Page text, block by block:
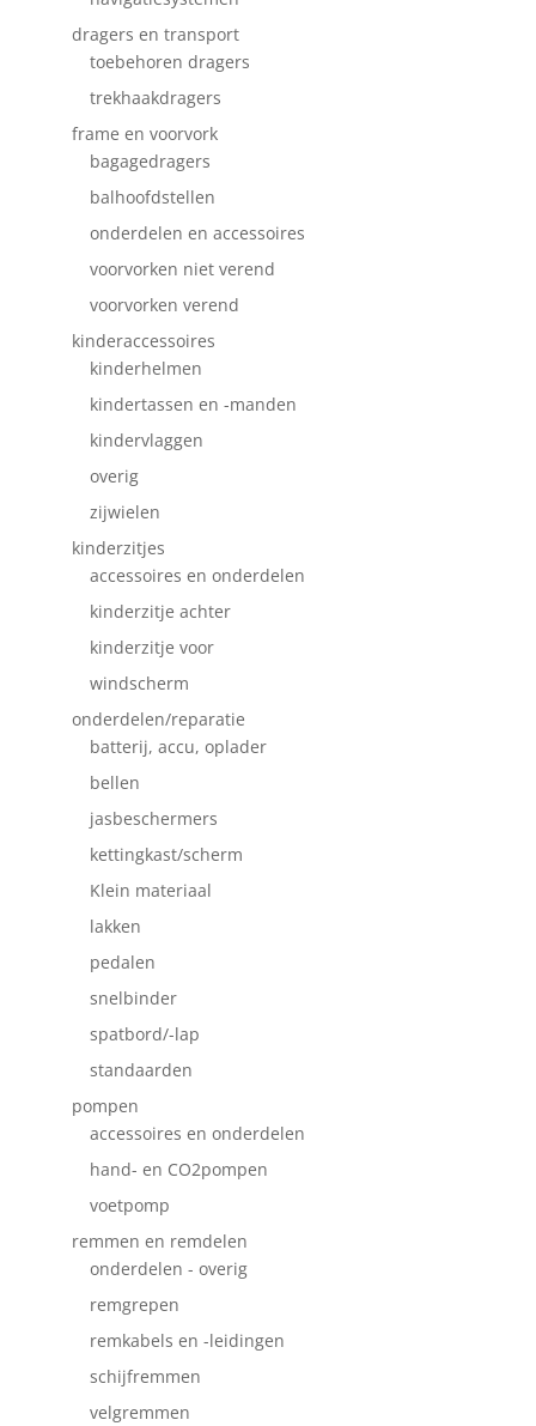
dragers en transport
toebehoren dragers
trekhaakdragers
frame en voorvork
bagagedragers
balhoofdstellen
onderdelen en accessoires
voorvorken niet verend
voorvorken verend
kinderaccessoires
kinderhelmen
kindertassen en -manden
kindervlaggen
overig
zijwielen
kinderzitjes
accessoires en onderdelen
kinderzitje achter
kinderzitje voor
windscherm
onderdelen/reparatie
batterij, accu, oplader
bellen
jasbeschermers
kettingkast/scherm
Klein materiaal
lakken
pedalen
snelbinder
spatbord/-lap
standaarden
pompen
accessoires en onderdelen
hand- en CO2pompen
voetpomp
remmen en remdelen
onderdelen - overig
remgrepen
remkabels en -leidingen
schijfremmen
velgremmen